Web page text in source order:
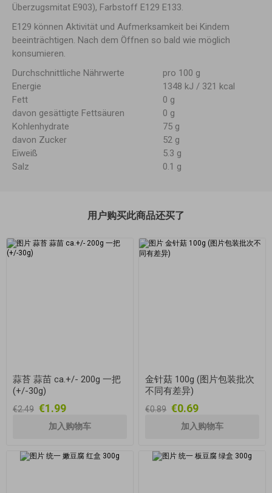
Überzugsmitat E903), Farbstoff E129 E133.
E129 können Aktivität und Aufmerksamkeit bei Kindem
beeinträchtigen. Nach dem Öffnen so bald wie möglich
konsumieren.
Durchschnittliche Nährwerte
pro 100 g
Energie
1348 kJ / 321 kcal
Fett
0 g
davon gesättigte Fettsäuren
0 g
Kohlenhydrate
75 g
davon Zucker
52 g
Eiweiß
5.3 g
Salz
0.1 g
用户购买此商品还买了
蒜苔 蒜苗 ca.+/- 200g 一把
(+/-30g)
€2.49 €1.99
金针菇 100g (图片包装批次
不同有差异)
€0.89 €0.69